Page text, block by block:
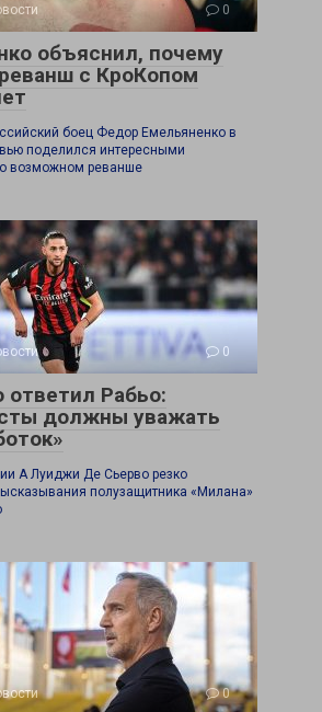
0
объяснил, почему
с КроКопом
боец Федор Емельяненко в
поделился интересными
возможном реванше
0
ответил Рабьо:
должны уважать
А Луиджи Де Сьерво резко
полузащитника «Милана»
0